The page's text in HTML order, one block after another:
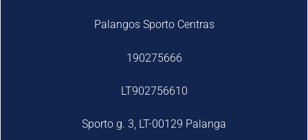
Palangos Sporto Centras
190275666
LT902756610
Sporto g. 3, LT-00129 Palanga